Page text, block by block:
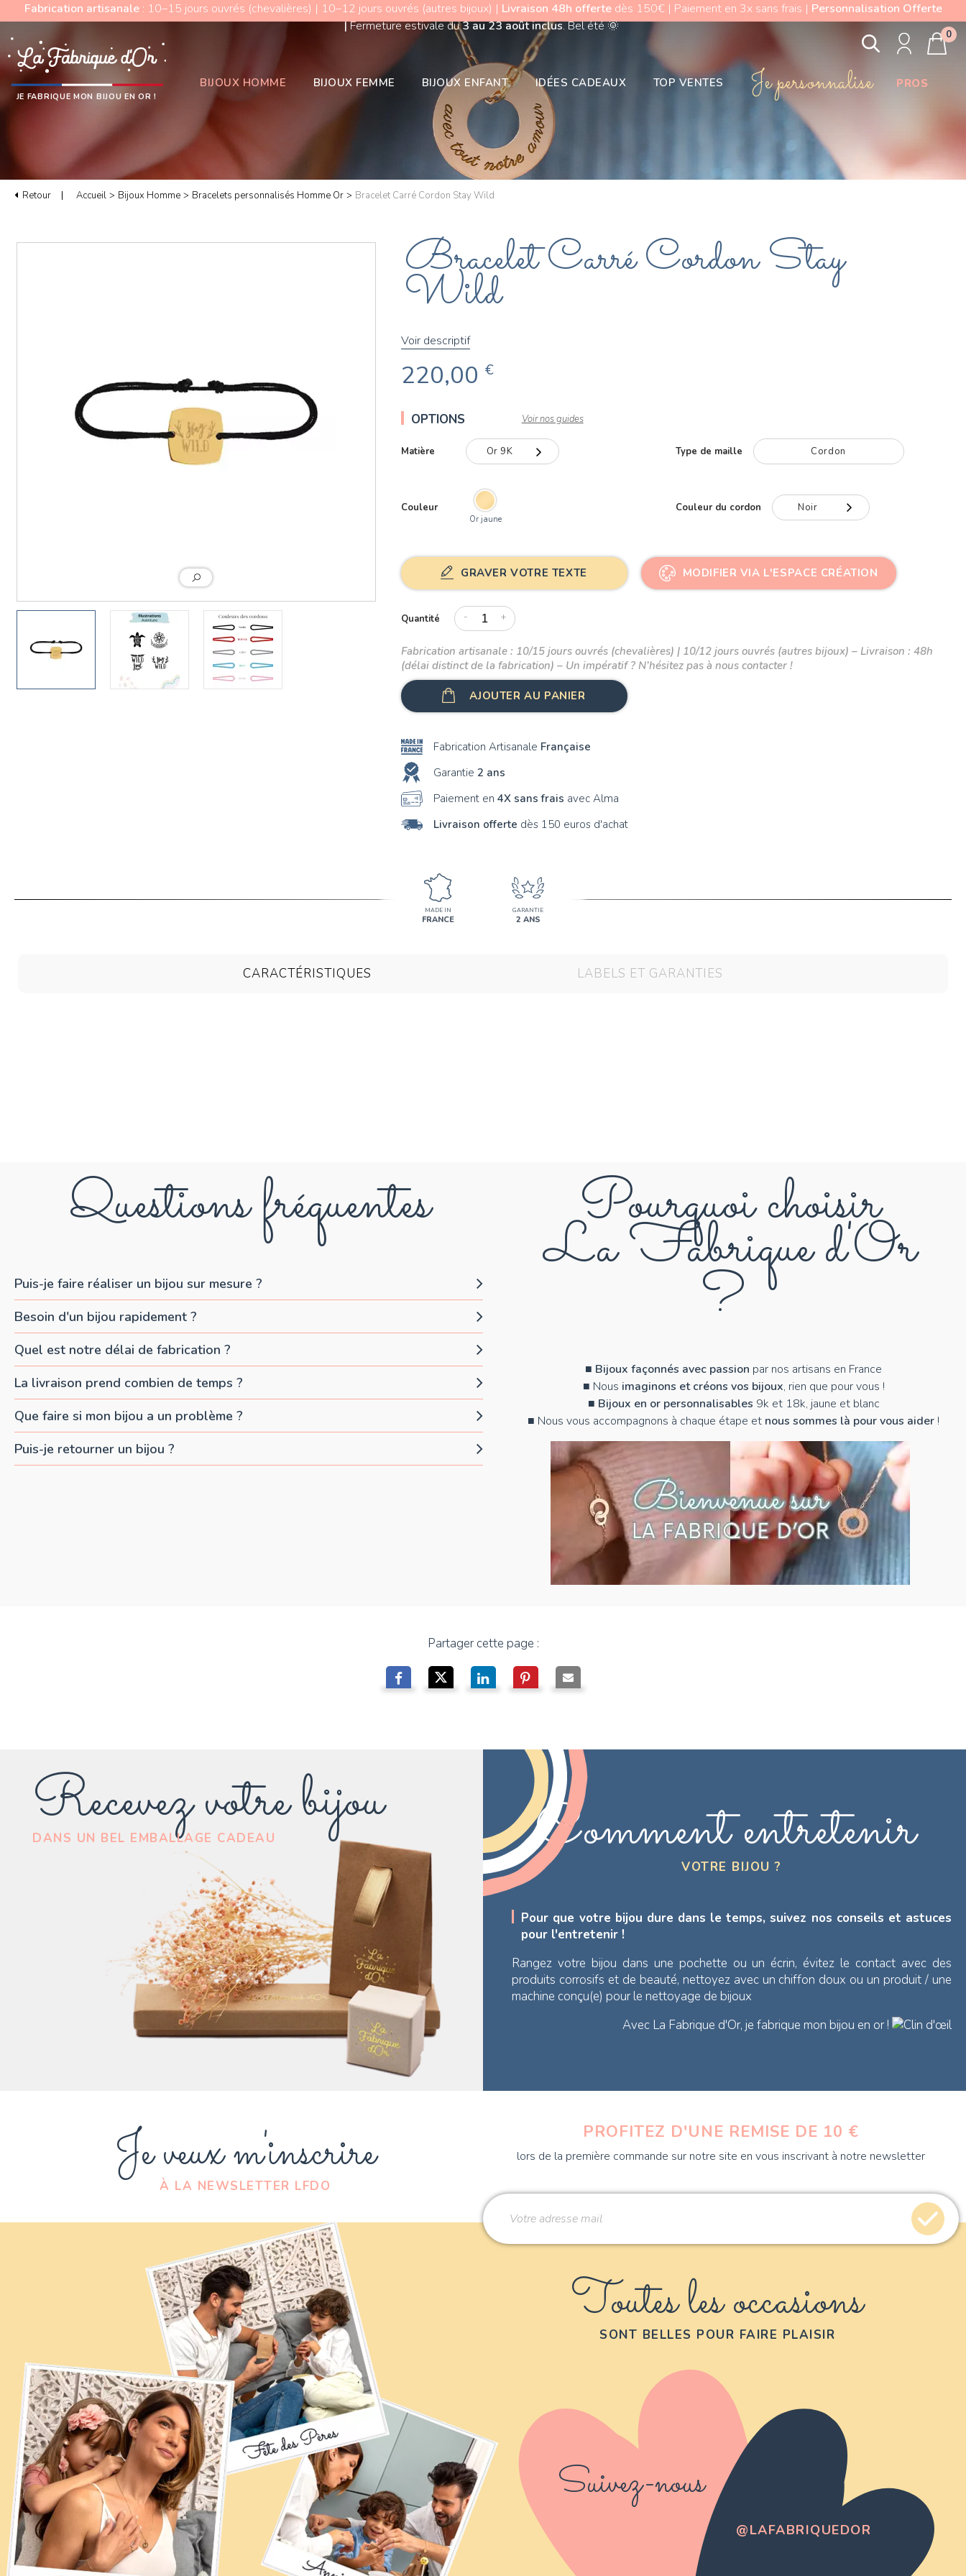
Fabrication artisanale: 10–15 jours ouvrés (chevalières) | 10–12 jours ouvrés (autres bijoux) | Livraison 48h offertedès 150€ | Paiement en 3x sans frais | Personnalisation Offerte
|Fermeture estivale du3 au 23 août inclus. Bel été🌞
JE FABRIQUE MON BIJOU EN OR !
BIJOUX HOMME BIJOUX FEMME BIJOUX ENFANT IDÉES CADEAUX TOP VENTES Je personnalise PROS
0
Retour Accueil > Bijoux Homme > Bracelets personnalisés Homme Or > Bracelet Carré Cordon Stay Wild
Bracelet Carré Cordon Stay
Wild
Voir descriptif
220,00 €
OPTIONS Voir nos guides
Matière Or 9K
Or 18K
Type de maille Cordon
Couleur
Or jaune
Couleur du cordon Noir
Rouge
Rose
GRAVER VOTRE TEXTE MODIFIER VIA L'ESPACE CRÉATION
Quantité - +
Fabrication artisanale : 10/15 jours ouvrés (chevalières) | 10/12 jours ouvrés (autres bijoux) – Livraison : 48h
(délai distinct de la fabrication) – Un impératif ? N’hésitez pas à nous contacter !
AJOUTER AU PANIER
Fabrication Artisanale Française
Garantie 2 ans
Paiement en 4X sans frais avec Alma
Livraison offerte dès 150 euros d'achat
MADE IN
FRANCE
GARANTIE
2 ANS
CARACTÉRISTIQUES LABELS ET GARANTIES
Questions fréquentes
Puis-je faire réaliser un bijou sur mesure ?
Besoin d'un bijou rapidement ?
Quel est notre délai de fabrication ?
La livraison prend combien de temps ?
Que faire si mon bijou a un problème ?
Puis-je retourner un bijou ?
Pourquoi choisir
La Fabrique d'Or
?
■ Bijoux façonnés avec passion par nos artisans en France
■ Nous imaginons et créons vos bijoux, rien que pour vous !
■ Bijoux en or personnalisables 9k et 18k, jaune et blanc
■ Nous vous accompagnons à chaque étape et nous sommes là pour vous aider !
Partager cette page :
Recevez votre bijou
DANS UN BEL EMBALLAGE CADEAU Comment entretenir
VOTRE BIJOU ?
Pour que votre bijou dure dans le temps, suivez nos conseils et astuces
pour l'entretenir !
Rangez votre bijou dans une pochette ou un écrin, évitez le contact avec des
produits corrosifs et de beauté, nettoyez avec un chiffon doux ou un produit / une
machine conçu(e) pour le nettoyage de bijoux
Avec La Fabrique d'Or, je fabrique mon bijou en or !
Je veux m'inscrire
À LA NEWSLETTER LFDO
PROFITEZ D'UNE REMISE DE 10 €
lors de la première commande sur notre site en vous inscrivant à notre newsletter
Toutes les occasions
SONT BELLES POUR FAIRE PLAISIR
Suivez-nous
@LAFABRIQUEDOR